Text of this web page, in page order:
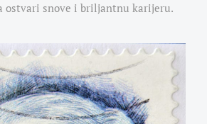
ostvari snove i briljantnu karijeru.